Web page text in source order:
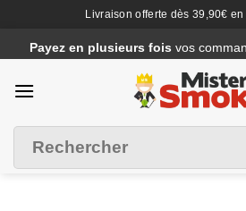
Livraison offerte dès 39,90€
au
contenu
Payez en plusieurs fois vos
pour :